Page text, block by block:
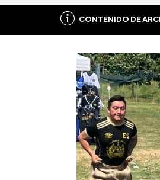
CONTENIDO DE